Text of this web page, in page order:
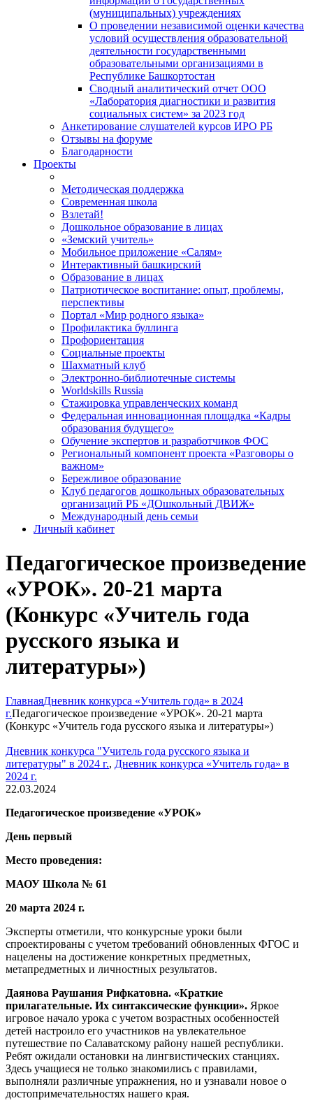
(муниципальных) учреждениях
О проведении независимой оценки качества
условий осуществления образовательной
деятельности государственными
образовательными организациями в
Республике Башкортостан
Сводный аналитический отчет ООО
«Лаборатория диагностики и развития
социальных систем» за 2023 год
Анкетирование слушателей курсов ИРО РБ
Отзывы на форуме
Благодарности
Проекты
Методическая поддержка
Современная школа
Взлетай!
Дошкольное образование в лицах
«Земский учитель»
Мобильное приложение «Салям»
Интерактивный башкирский
Образование в лицах
Патриотическое воспитание: опыт, проблемы,
перспективы
Портал «Мир родного языка»
Профилактика буллинга
Профориентация
Социальные проекты
Шахматный клуб
Электронно-библиотечные системы
Worldskills Russia
Стажировка управленческих команд
Федеральная инновационная площадка «Кадры
образования будущего»
Обучение экспертов и разработчиков ФОС
Региональный компонент проекта «Разговоры о
важном»
Бережливое образование
Клуб педагогов дошкольных образовательных
организаций РБ «ДОшкольный ДВИЖ»
Международный день семьи
Личный кабинет
Педагогическое произведение
«УРОК». 20-21 марта
(Конкурс «Учитель года
русского языка и
литературы»)
ГлавнаяДневник конкурса «Учитель года» в 2024
г.Педагогическое произведение «УРОК». 20-21 марта
(Конкурс «Учитель года русского языка и литературы»)
Дневник конкурса "Учитель года русского языка и
литературы" в 2024 г., Дневник конкурса «Учитель года» в
2024 г.
22.03.2024
Педагогическое произведение «УРОК»
День первый
Место проведения:
МАОУ Школа № 61
20 марта 2024 г.
Эксперты отметили, что конкурсные уроки были
спроектированы с учетом требований обновленных ФГОС и
нацелены на достижение конкретных предметных,
метапредметных и личностных результатов.
Даянова Раушания Рифкатовна. «Краткие
прилагательные. Их синтаксические функции». Яркое
игровое начало урока с учетом возрастных особенностей
детей настроило его участников на увлекательное
путешествие по Салаватскому району нашей республики.
Ребят ожидали остановки на лингвистических станциях.
Здесь учащиеся не только знакомились с правилами,
выполняли различные упражнения, но и узнавали новое о
достопримечательностях нашего края.